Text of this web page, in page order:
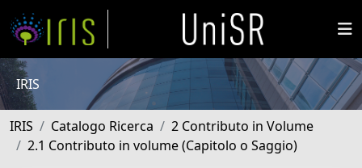
IRIS
IRIS Catalogo Ricerca
2 Contributo in Volume
2.1 Contributo in volume (Capitolo o Saggio)